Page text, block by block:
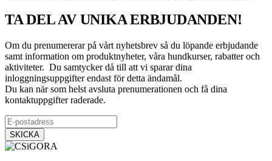
TA DEL AV UNIKA ERBJUDANDEN!
Om du prenumererar på vårt nyhetsbrev så du löpande erbjudande
samt information om produktnyheter, våra hundkurser, rabatter och
aktiviteter. Du samtycker då till att vi sparar dina
inloggningsuppgifter endast för detta ändamål.
Du kan när som helst avsluta prenumerationen och få dina
kontaktuppgifter raderade.